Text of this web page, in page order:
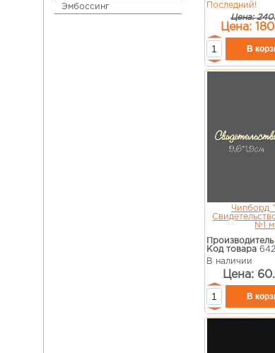
Эмбоссинг
Последний!
Цена:
Цена:
Чипборд
№1
Производитель
Код товара
В наличии
Цена: